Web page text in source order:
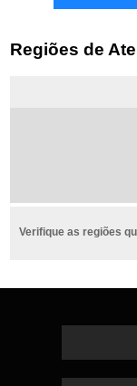
Regiões de
Verifique as regiões